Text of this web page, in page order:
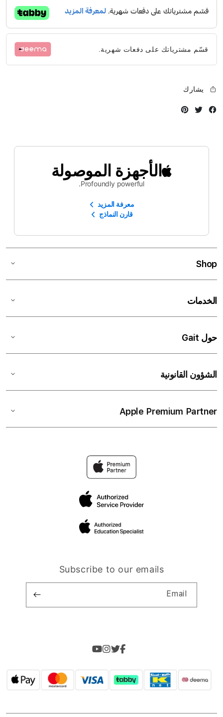
قسّم مشترياتك على دفعات شهرية.
يشارك
Facebook
Twitter
الأجهزة الموصولة
Profoundly powerful.
معرفة المزيد
قارن النماذج
Shop
الخدمات
حول Gait
الشؤون القانونية
Apple Premium Partner
Subscribe to our emails
Email